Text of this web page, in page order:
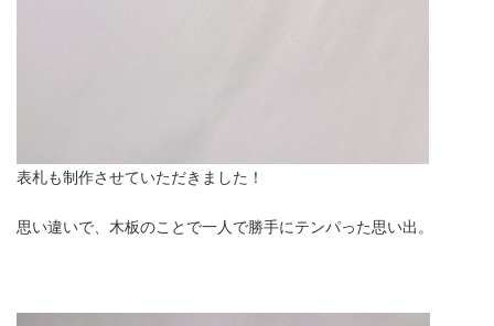
表札も制作させていただきました！
思い違いで、木板のことで一人で勝手にテンパった思い出。